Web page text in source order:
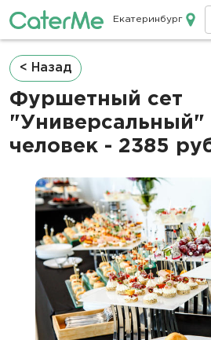
Кейтеринг в
Екатеринбург
Строка
навигации
< Назад
Фуршетный сет
"Универсальный"
человек - 2385